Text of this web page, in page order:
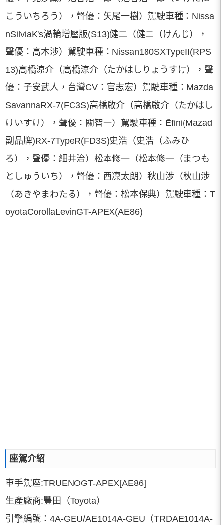
こういちろう），聲優：矢尾一樹）駕駛車種：Nissa
nSilviaK's渦輪增壓版(S13)健二（健二（けんじ），
聲優：高木涉）駕駛車種：Nissan180SXTypeII(RPS
13)高橋涼介（高橋涼介（たかはしりょうすけ），聲
優：子安武人，台灣CV：官志宏）駕駛車種：Mazda
SavannaRX-7(FC3S)高橋啟介（高橋啟介（たかはし
けいすけ），聲優：關智一）駕駛車種：Ẽfini(Mazad
副品牌)RX-7TypeR(FD3S)史浩（史浩（ふみひ
ろ），聲優：細井治）松本修一（松本修一（まつも
としゅういち），聲優：西凜太朗）秋山涉（秋山涉
（あきやまわたる），聲優：松本保典）駕駛車種：T
oyotaCorollaLevinGT-APEX(AE86)
座駕介紹
車手駕座:TRUENOGT-APEX[AE86]
生產廠商:豐田（Toyota）
引擎編號：4A-GEU/AE1014A-GEU（TRDAE1014A-